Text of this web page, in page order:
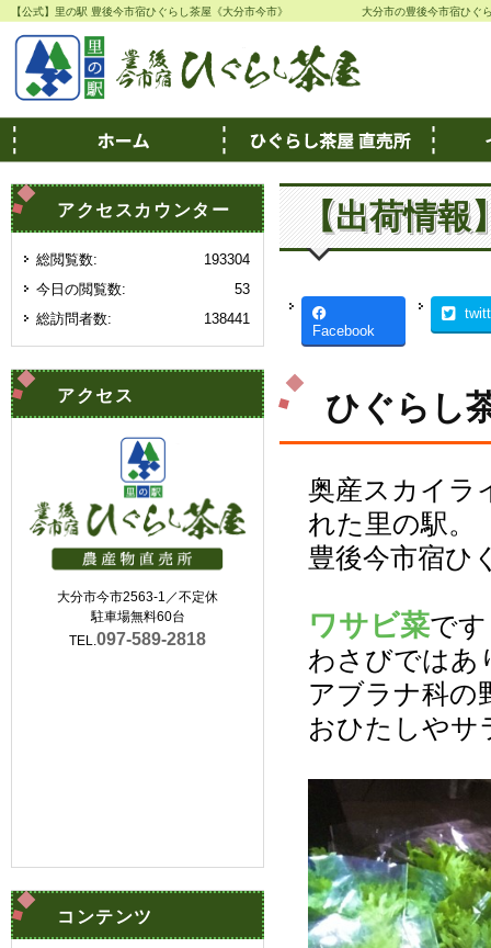
【公式】里の駅 豊後今市宿ひぐらし茶屋《大分市今市》 大分市の豊後今市宿ひぐ
【出荷情報
Facebook
ひぐらし
奥産スカイラ
れた里の駅。
豊後今市宿ひ
ワサビ菜で
わさびではあ
アブラナ科の
おひたしやサ
アクセスカウンター
193304
総閲覧数:
53
今日の閲覧数:
138441
総訪問者数:
アクセス
大分市今市2563-1／不定休
駐車場無料60台
TEL.097-589-2818
コンテンツ